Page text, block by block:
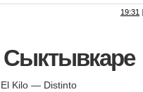
19:31 |
Сыктывкаре
Kilo — Distinto